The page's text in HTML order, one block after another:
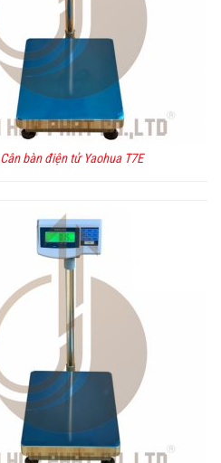
Cân bàn điện tử Yaohua T7E